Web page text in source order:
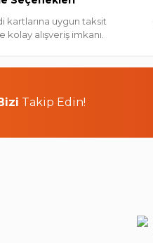
kartlarına uygun taksit
alışveriş imkanı.
Takip Edin!